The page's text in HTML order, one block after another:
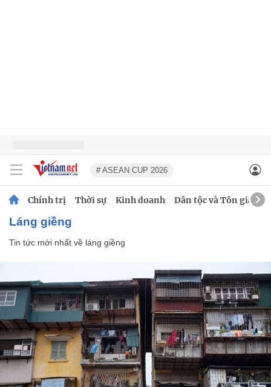
# ASEAN CUP 2026
Chính trị Thời sự Kinh doanh Dân tộc và Tôn giáo
láng giềng
Tin tức mới nhất về láng giềng